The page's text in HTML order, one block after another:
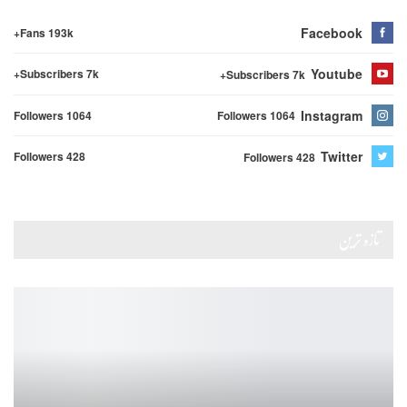
Facebook
Fans 193k+
Youtube
Subscribers 7k+
Subscribers 7k+
Instagram
Followers 1064
Followers 1064
Twitter
Followers 428
Followers 428